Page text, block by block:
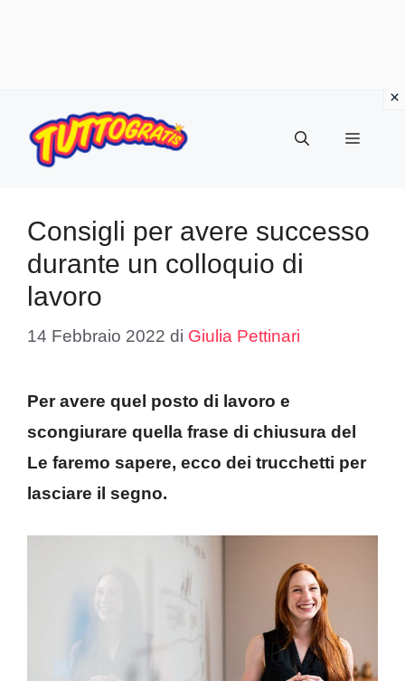
contenuto
Menu
Consigli per avere successo
durante un colloquio di
lavoro
14 Febbraio 2022 di Giulia Pettinari
Per avere quel posto di lavoro e
scongiurare quella frase di chiusura del
Le faremo sapere, ecco dei trucchetti per
lasciare il segno.